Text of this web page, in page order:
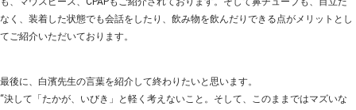
なく、装着した状態でも会話をしたり、飲み物を飲んだりできる点がメリットとし
てご紹介いただいております。
最後に、白濱先生の言葉を紹介して終わりたいと思います。
“決して「たかが、いびき」と軽く考えないこと。そして、このままではマズいな